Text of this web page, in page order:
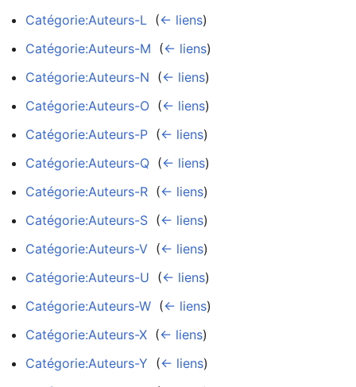
Catégorie:Auteurs-L (← liens)
Catégorie:Auteurs-M (← liens)
Catégorie:Auteurs-N (← liens)
Catégorie:Auteurs-O (← liens)
Catégorie:Auteurs-P (← liens)
Catégorie:Auteurs-Q (← liens)
Catégorie:Auteurs-R (← liens)
Catégorie:Auteurs-S (← liens)
Catégorie:Auteurs-V (← liens)
Catégorie:Auteurs-U (← liens)
Catégorie:Auteurs-W (← liens)
Catégorie:Auteurs-X (← liens)
Catégorie:Auteurs-Y (← liens)